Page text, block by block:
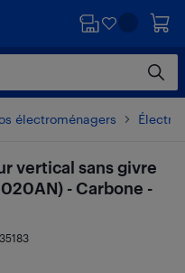
électroménagers
vertical sans givre
- Carbone -